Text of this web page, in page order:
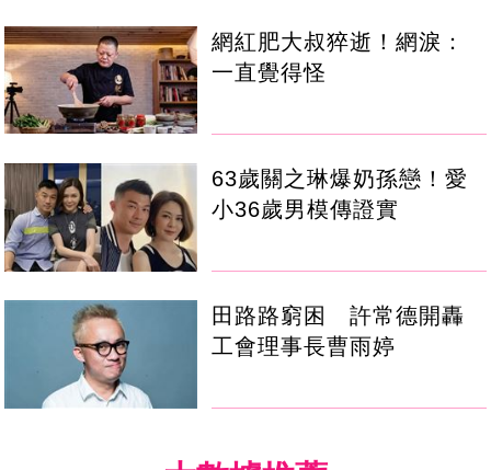
網紅肥大叔猝逝！網淚：
一直覺得怪
63歲關之琳爆奶孫戀！愛
小36歲男模傳證實
田路路窮困 許常德開轟
工會理事長曹雨婷